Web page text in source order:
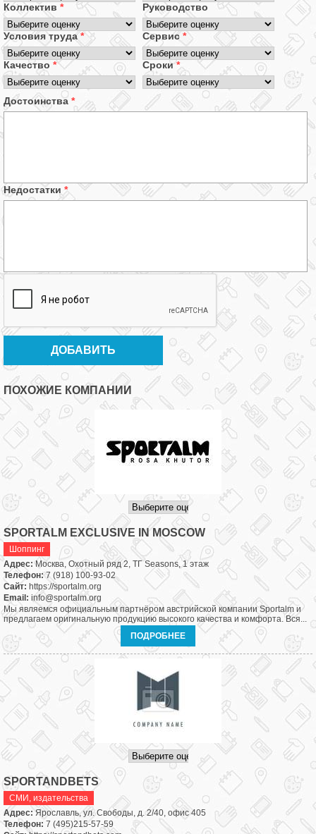
Коллектив * Руководство
Условия труда * Сервис*
Качество * Сроки*
Достоинства *
Недостатки *
ПОХОЖИЕ КОМПАНИИ
SPORTALM EXCLUSIVE IN MOSCOW
Шоппинг
Адрес:Москва, Охотный ряд 2, ТГ Seasons, 1 этаж
Телефон:7 (918) 100-93-02
Сайт: https://sportalm.org
Email: info@sportalm.org
Мы являемся официальным партнёром австрийской компании Sportalm и
предлагаем оригинальную продукцию высокого качества и комфорта. Вся...
ПОДРОБНЕЕ
SPORTANDBETS
СМИ, издательства
Адрес:Ярославль, ул. Свободы, д. 2/40, офис 405
Телефон: 7 (495)215-57-59